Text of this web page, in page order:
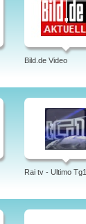
Bild.de Video
Rai tv - Ultimo Tg1